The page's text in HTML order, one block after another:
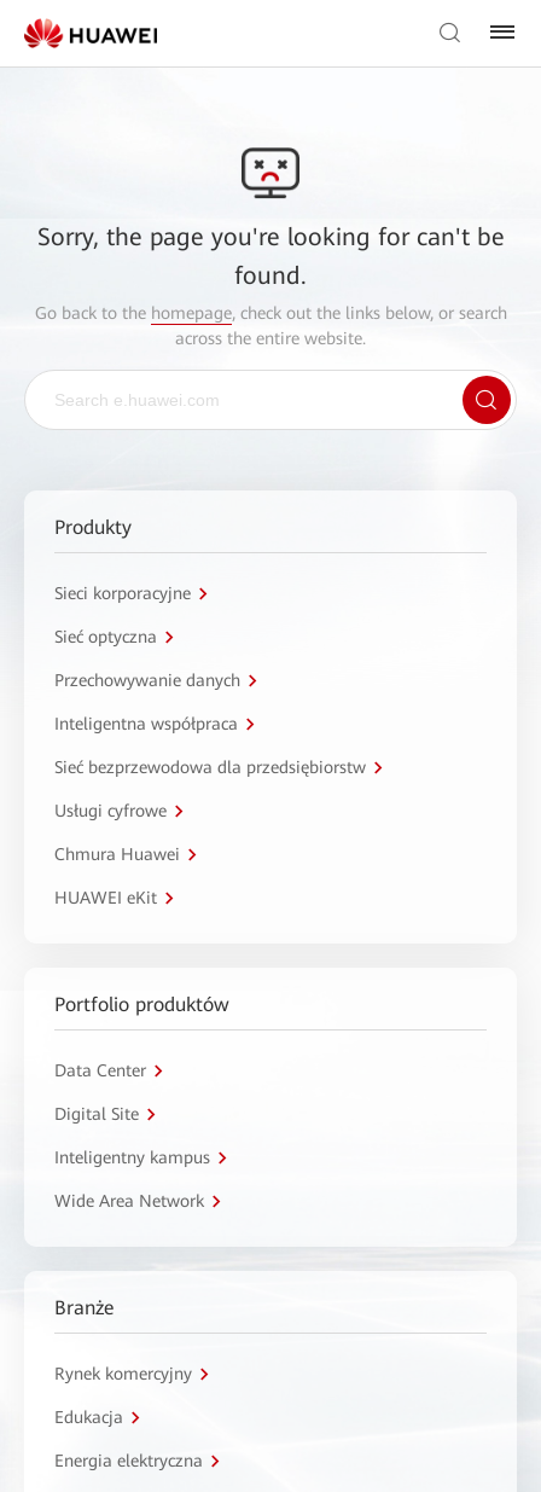
Sorry, the page you're looking for can't be
found.
Go back to the homepage, check out the links below, or search
across the entire website.
Produkty
Sieci korporacyjne
Sieć optyczna
Przechowywanie danych
Inteligentna współpraca
Sieć bezprzewodowa dla przedsiębiorstw
Usługi cyfrowe
Chmura Huawei
HUAWEI eKit
Portfolio produktów
Data Center
Digital Site
Inteligentny kampus
Wide Area Network
Branże
Rynek komercyjny
Edukacja
Energia elektryczna